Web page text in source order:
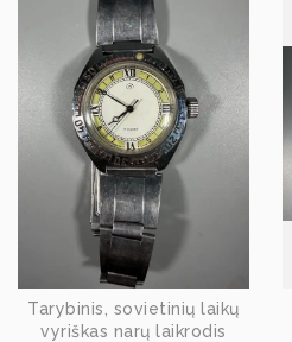
Tarybinis, sovietinių laikų
vyriškas narų laikrodis